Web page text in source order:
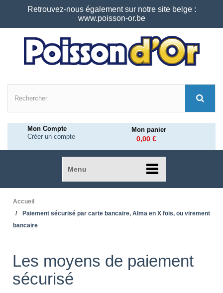
Retrouvez-nous également sur notre site belge :
www.poisson-or.be
Mon Compte
Créer un compte
Mon panier
0,00 €
Menu
Accueil
Paiement sécurisé par carte bancaire, Alma en X fois, ou virement
bancaire
Les moyens de paiement
sécurisé